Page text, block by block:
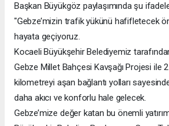
Başkan Büyükgöz paylaşımında şu
"Gebze’mizin trafik yükünü hafifletecek
hayata geçiyoruz.
Kocaeli Büyükşehir Belediyemiz
Gebze Millet Bahçesi Kavşağı Projesi ile
kilometreyi aşan bağlantı yolları
daha akıcı ve konforlu hale gelecek.
Gebze’mize değer katan bu önemli